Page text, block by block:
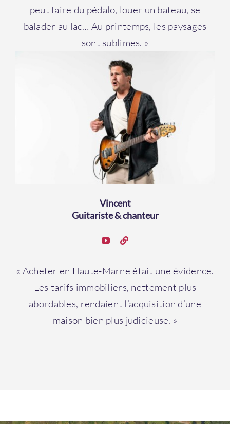
peut faire du pédalo, louer un bateau, se
balader au lac… Au printemps, les paysages
sont sublimes. »
Vincent
Guitariste & chanteur
« Acheter en Haute-Marne était une évidence.
Les tarifs immobiliers, nettement plus
abordables, rendaient l’acquisition d’une
maison bien plus judicieuse. »